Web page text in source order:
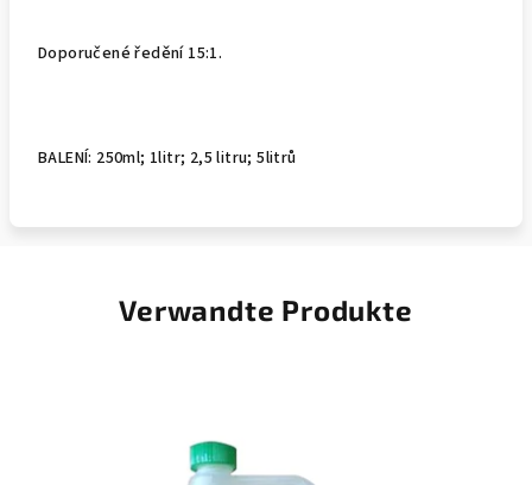
Doporučené ředění 15:1.
BALENÍ: 250ml; 1litr; 2,5 litru; 5litrů
Verwandte Produkte